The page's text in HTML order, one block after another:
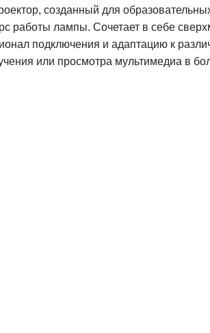
созданный для
работы лампы. Сочетает в себе
подключения и адаптацию к
или просмотра мультимедиа в